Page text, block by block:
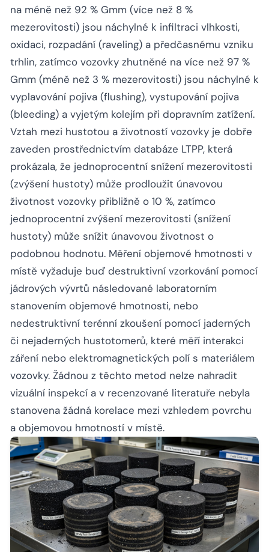
na méně než 92 % Gmm (více než 8 %
mezerovitosti) jsou náchylné k infiltraci vlhkosti,
oxidaci, rozpadání (raveling) a předčasnému vzniku
trhlin, zatímco vozovky zhutněné na více než 97 %
Gmm (méně než 3 % mezerovitosti) jsou náchylné k
vyplavování pojiva (flushing), vystupování pojiva
(bleeding) a vyjetým kolejím při dopravním zatížení.
Vztah mezi hustotou a životností vozovky je dobře
zaveden prostřednictvím databáze LTPP, která
prokázala, že jednoprocentní snížení mezerovitosti
(zvýšení hustoty) může prodloužit únavovou
životnost vozovky přibližně o 10 %, zatímco
jednoprocentní zvýšení mezerovitosti (snížení
hustoty) může snížit únavovou životnost o
podobnou hodnotu. Měření objemové hmotnosti v
místě vyžaduje buď destruktivní vzorkování pomocí
jádrových vývrtů následované laboratorním
stanovením objemové hmotnosti, nebo
nedestruktivní terénní zkoušení pomocí jaderných
či nejaderných hustotomerů, které měří interakci
záření nebo elektromagnetických polí s materiálem
vozovky. Žádnou z těchto metod nelze nahradit
vizuální inspekcí a v recenzované literatuře nebyla
stanovena žádná korelace mezi vzhledem povrchu
a objemovou hmotností v místě.